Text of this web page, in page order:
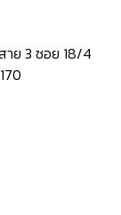
ย 3 ซอย 18/4